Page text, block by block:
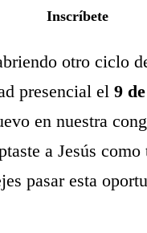
Inscríbete
otro ciclo
presencial el 9
en nuestra
a Jesús como
pasar esta